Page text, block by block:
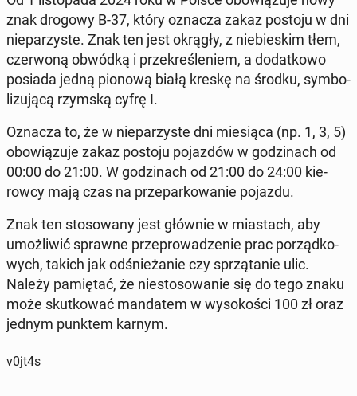
znak drogowy B-37, który oznacza zakaz postoju w dni
nie­pa­rzy­ste. Znak ten jest okrągły, z nie­bie­skim tłem,
czer­wo­ną obwódką i prze­kre­śle­niem, a do­dat­ko­wo
posiada jedną pionową białą kreskę na środku, sym­bo­
li­zu­ją­cą rzymską cyfrę I.
Oznacza to, że w nie­pa­rzy­ste dni mie­sią­ca (np. 1, 3, 5)
obo­wią­zu­je zakaz postoju po­jaz­dów w go­dzi­nach od
00:00 do 21:00. W go­dzi­nach od 21:00 do 24:00 kie­
row­cy mają czas na prze­par­ko­wa­nie pojazdu.
Znak ten sto­so­wa­ny jest głównie w mia­stach, aby
umoż­li­wić sprawne prze­pro­wa­dze­nie prac po­rząd­ko­
wych, takich jak od­śnie­ża­nie czy sprzą­ta­nie ulic.
Należy pa­mię­tać, że nie­sto­so­wa­nie się do tego znaku
może skut­ko­wać man­da­tem w wy­so­ko­ści 100 zł oraz
jednym punktem karnym.
v0jt4s